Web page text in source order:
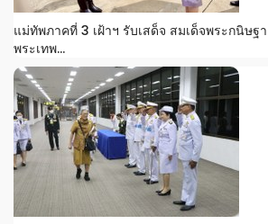
แม่ทัพภาคที่ 3 เฝ้าฯ รับเสด็จ สมเด็จพระกนิษฐ
พระเทพ...